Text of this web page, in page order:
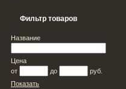
Фильтр товаров
Название
Цена
от
до
руб.
Показать